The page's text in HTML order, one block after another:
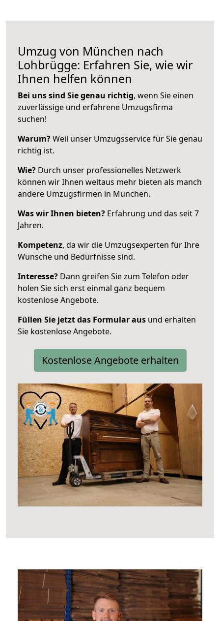
Umzug von München nach
Lohbrügge: Erfahren Sie, wie wir
Ihnen helfen können
Bei uns sind Sie genau richtig, wenn Sie einen
zuverlässige und erfahrene Umzugsfirma
suchen!
Warum?Weil unser Umzugsservice für Sie genau
richtig ist.
Wie? Durch unser professionelles Netzwerk
können wir Ihnen weitaus mehr bieten als manch
andere Umzugsfirmen in München.
Was wir Ihnen bieten? Erfahrung und das seit 7
Jahren.
Kompetenz, da wir die Umzugsexperten für Ihre
Wünsche und Bedürfnisse sind.
Interesse? Dann greifen Sie zum Telefon oder
holen Sie sich erst einmal ganz bequem
kostenlose Angebote.
Füllen Sie jetzt das Formular aus und erhalten
Sie kostenlose Angebote.
Kostenlose Angebote erhalten